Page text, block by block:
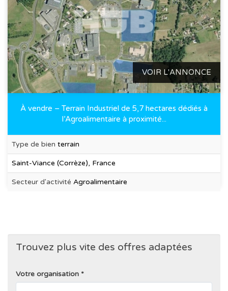
VOIR L'ANNONCE
À vendre – Terrain Industriel de 5,7 hectares dédiés à
l’Agroalimentaire à proximité...
Type de bien terrain
Saint-Viance (Corrèze), France
Secteur d'activité Agroalimentaire
Trouvez plus vite des offres adaptées
Votre organisation